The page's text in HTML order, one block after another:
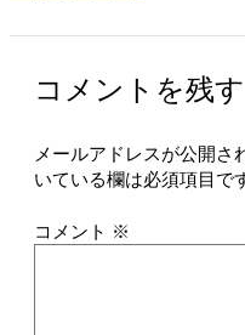
コメントを残す
メールアドレスが公開さ
いている欄は必須項目で
コメント ※